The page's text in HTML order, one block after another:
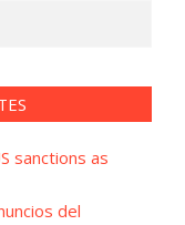
sanctions as
del